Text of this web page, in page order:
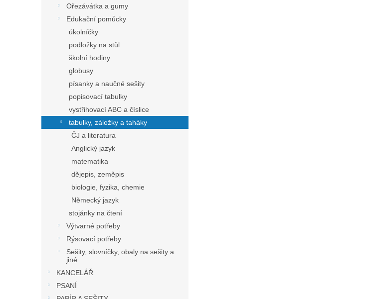
Ořezávátka a gumy
Edukační pomůcky
úkolníčky
podložky na stůl
školní hodiny
globusy
písanky a naučné sešity
popisovací tabulky
vystřihovací ABC a číslice
tabulky, záložky a taháky
ČJ a literatura
Anglický jazyk
matematika
dějepis, zeměpis
biologie, fyzika, chemie
Německý jazyk
stojánky na čtení
Výtvarné potřeby
Rýsovací potřeby
Sešity, slovníčky, obaly na sešity a
jiné
KANCELÁŘ
PSANÍ